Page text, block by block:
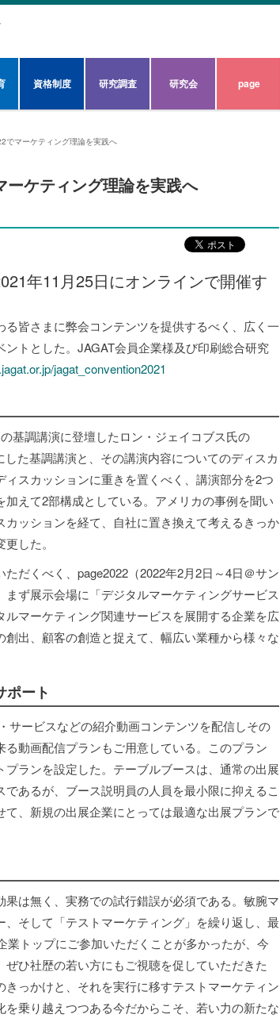
資格制度 研究調査 研究会 page
でマーケティング理論を実践へ
ケティング理論を実践へ
年11月25日にオンラインで開催す
皆さまに弊会コンテンツを提供するべく、広く一
トとした。JAGAT会員企業様及び印刷総合研究
jagat_convention2021
基調講演に登壇したロン・ジェイコブス氏の
した基調講演と、その講演内容についてのディスカ
スカッションに重きを置くべく、講演部分を2つ
えて2部構成としている。アメリカの事例を聞い
ッションを経て、自社に置き換えて考えるきっか
した。
だくべく、page2022（2022年2月2日～4日＠サン
ず展示会場に「デジタルマーケティングサービス
マーケティング関連サービスを展開する企業を広
出、顧客の創造と捉えて、幅広い業種から様々な
ポート
サービスなどの紹介動画コンテンツを配信しその
動画配信プランもご用意している。このプラン
ランを設定した。テーブルブースは、通常の出展
あるが、ブース説明員の人員を最小限に抑えるこ
、新規の出展企業にとっては最適な出展プランで
は無く、実務での試行錯誤が必須である。敏腕マ
そして「テストマーケティング」を繰り返し、最
トップにご参加いただくことが多かったが、今
ひ社歴の若い方にもご視聴を促していただきた
っかけと、それを実行に移すテストマーケティン
乗り越えつつある今だからこそ、若い力の新たな